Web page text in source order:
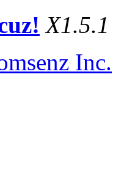
X1.5.1
Inc.